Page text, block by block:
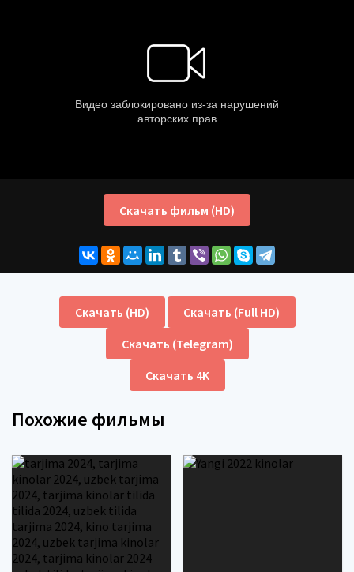
Скачать фильм (HD)
Скачать (HD)
Скачать (Full HD)
Скачать (Telegram)
Скачать 4K
Похожие фильмы